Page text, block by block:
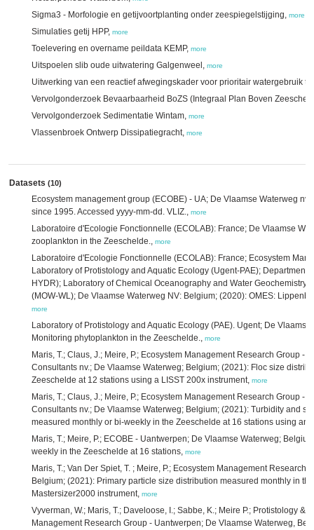
Sigma3 - Morfologie en getijvoortplanting onder zeespiegelstijging, more
Simulaties getij HPP, more
Toelevering en overname peildata KEMP, more
Uitspoelen slib oude uitwatering Galgenweel, more
Uitwerking van een reactief afwegingskader voor prioritair watergebruik
Vervolgonderzoek Bevaarbaarheid BoZS (Integraal Plan Boven
Vervolgonderzoek Sedimentatie Wintam, more
Vlassenbroek Ontwerp Dissipatiegracht, more
Datasets (10)
Ecosystem management group (ECOBE) - UA; De Vlaamse Waterweg
since 1995. Accessed yyyy-mm-dd. VLIZ., more
Laboratoire d'Ecologie Fonctionnelle (ECOLAB): France; De Vlaamse
zooplankton in the Zeeschelde., more
Laboratoire d'Ecologie Fonctionnelle (ECOLAB): France; Ecosystem
Laboratory of Protistology and Aquatic Ecology (Ugent-PAE);
HYDR); Laboratory of Chemical Oceanography and Water Geochemistry
(MOW-WL); De Vlaamse Waterweg NV: Belgium; (2020): OMES:
more
Laboratory of Protistology and Aquatic Ecology (PAE). Ugent; De
Monitoring phytoplankton in the Zeeschelde., more
Maris, T.; Claus, J.; Meire, P.; Ecosystem Management Research Group
Consultants nv.; De Vlaamse Waterweg; Belgium; (2021): Floc size
Zeeschelde at 12 stations using a LISST 200x instrument, more
Maris, T.; Claus, J.; Meire, P.; Ecosystem Management Research Group
Consultants nv.; De Vlaamse Waterweg; Belgium; (2021): Turbidity and
measured monthly or bi-weekly in the Zeeschelde at 16 stations using an
Maris, T.; Meire, P.; ECOBE - Uantwerpen; De Vlaamse Waterweg;
weekly in the Zeeschelde at 16 stations, more
Maris, T.; Van Der Spiet, T. ; Meire, P.; Ecosystem Management
Belgium; (2021): Primary particle size distribution measured monthly in
Mastersizer2000 instrument, more
Vyverman, W.; Maris, T.; Daveloose, I.; Sabbe, K.; Meire P.; Protistology &
Management Research Group - Uantwerpen; De Vlaamse Waterweg,